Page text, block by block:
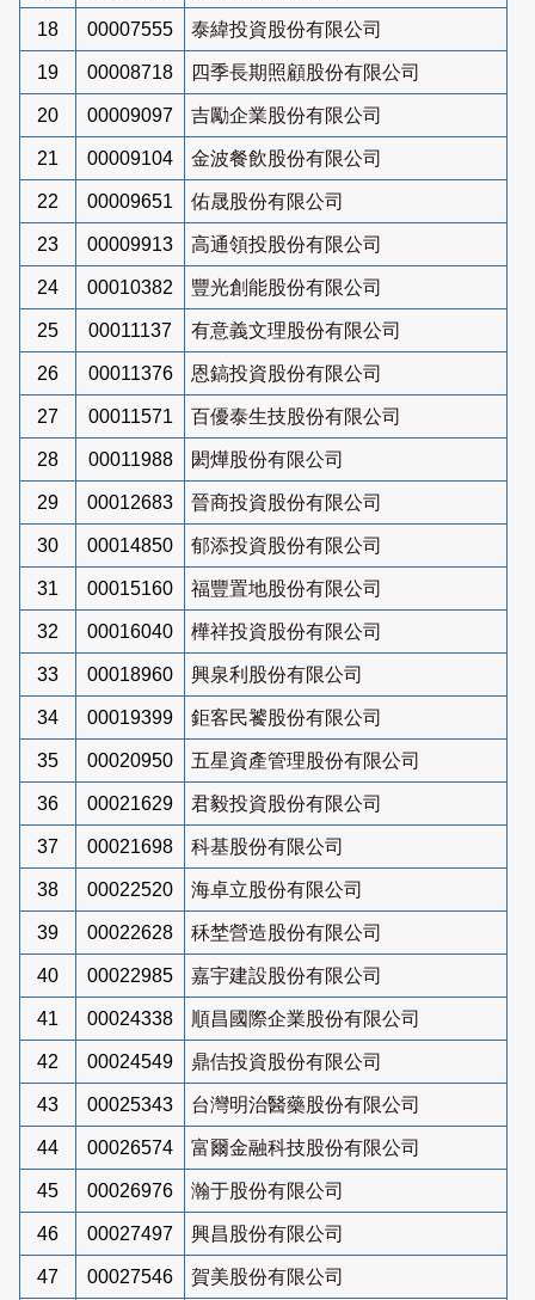
18 00007555 泰緯投資股份有限公司
19 00008718 四季長期照顧股份有限公司
20 00009097 吉勵企業股份有限公司
21 00009104 金波餐飲股份有限公司
22 00009651 佑晟股份有限公司
23 00009913 高通領投股份有限公司
24 00010382 豐光創能股份有限公司
25 00011137 有意義文理股份有限公司
26 00011376 恩鎬投資股份有限公司
27 00011571 百優泰生技股份有限公司
28 00011988 閎燁股份有限公司
29 00012683 晉商投資股份有限公司
30 00014850 郁添投資股份有限公司
31 00015160 福豐置地股份有限公司
32 00016040 樺祥投資股份有限公司
33 00018960 興泉利股份有限公司
34 00019399 鉅客民饕股份有限公司
35 00020950 五星資產管理股份有限公司
36 00021629 君毅投資股份有限公司
37 00021698 科基股份有限公司
38 00022520 海卓立股份有限公司
39 00022628 秝埜營造股份有限公司
40 00022985 嘉宇建設股份有限公司
41 00024338 順昌國際企業股份有限公司
42 00024549 鼎佶投資股份有限公司
43 00025343 台灣明治醫藥股份有限公司
44 00026574 富爾金融科技股份有限公司
45 00026976 瀚于股份有限公司
46 00027497 興昌股份有限公司
47 00027546 賀美股份有限公司